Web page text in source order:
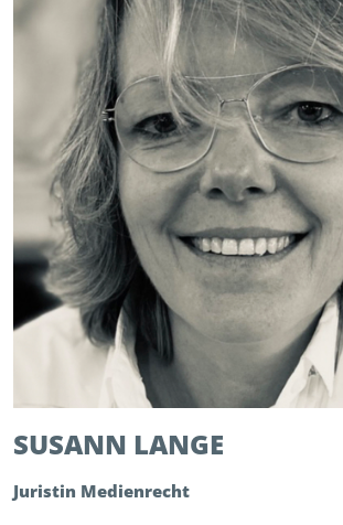
SUSANN LANGE
Juristin Medienrecht